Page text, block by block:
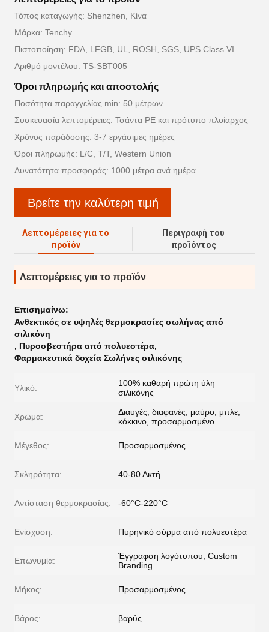
Τόπος καταγωγής: Shenzhen, Κίνα
Μάρκα: Tenchy
Πιστοποίηση: FDA, LFGB, UL, ROSH, SGS, UPS Class VI
Αριθμό μοντέλου: TS-SBT005
Όροι πληρωμής και αποστολής
Ποσότητα παραγγελίας min: 50 μέτρων
Συσκευασία λεπτομέρειες: Τσάντα PE και πρότυπο πλοίαρχος
Χρόνος παράδοσης: 3-7 εργάσιμες ημέρες
Όροι πληρωμής: L/C, T/T, Western Union
Δυνατότητα προσφοράς: 1000 μέτρα ανά ημέρα
Βρείτε την καλύτερη τιμή
Λεπτομέρειες για το
προϊόν
Περιγραφή του
προϊόντος
Λεπτομέρειες για το προϊόν
Επισημαίνω:
Ανθεκτικός σε υψηλές θερμοκρασίες σωλήνας από
σιλικόνη
, Πυροσβεστήρα από πολυεστέρα,
Φαρμακευτικά δοχεία Σωλήνες σιλικόνης
Υλικό:
100% καθαρή πρώτη ύλη
σιλικόνης
Χρώμα:
Διαυγές, διαφανές, μαύρο, μπλε,
κόκκινο, προσαρμοσμένο
Μέγεθος: Προσαρμοσμένος
Σκληρότητα: 40-80 Ακτή
Αντίσταση θερμοκρασίας: -60°C-220°C
Ενίσχυση: Πυρηνικό σύρμα από πολυεστέρα
Επωνυμία:
Έγγραφση λογότυπου, Custom
Branding
Μήκος: Προσαρμοσμένος
Βάρος: βαρύς